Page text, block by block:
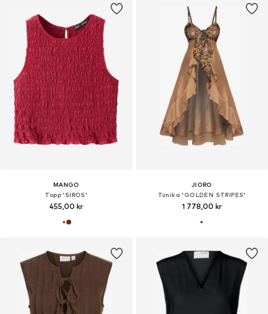
MANGO
Topp 'SIROS'
455,00 kr
JIORO
Tunika 'GOLDEN STRIPES'
1 778,00 kr